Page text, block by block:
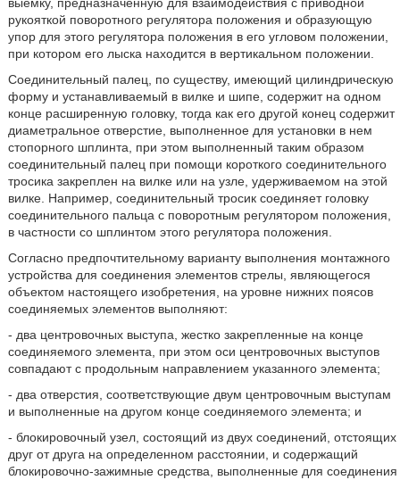
рукояткой поворотного регулятора положения и образующую
упор для этого регулятора положения в его угловом положении,
при котором его лыска находится в вертикальном положении.
Соединительный палец, по существу, имеющий цилиндрическую
форму и устанавливаемый в вилке и шипе, содержит на одном
конце расширенную головку, тогда как его другой конец содержит
диаметральное отверстие, выполненное для установки в нем
стопорного шплинта, при этом выполненный таким образом
соединительный палец при помощи короткого соединительного
тросика закреплен на вилке или на узле, удерживаемом на этой
вилке. Например, соединительный тросик соединяет головку
соединительного пальца с поворотным регулятором положения,
в частности со шплинтом этого регулятора положения.
Согласно предпочтительному варианту выполнения монтажного
устройства для соединения элементов стрелы, являющегося
объектом настоящего изобретения, на уровне нижних поясов
соединяемых элементов выполняют:
- два центровочных выступа, жестко закрепленные на конце
соединяемого элемента, при этом оси центровочных выступов
совпадают с продольным направлением указанного элемента;
- два отверстия, соответствующие двум центровочным выступам
и выполненные на другом конце соединяемого элемента; и
- блокировочный узел, состоящий из двух соединений, отстоящих
друг от друга на определенном расстоянии, и содержащий
блокировочно-зажимные средства, выполненные для соединения